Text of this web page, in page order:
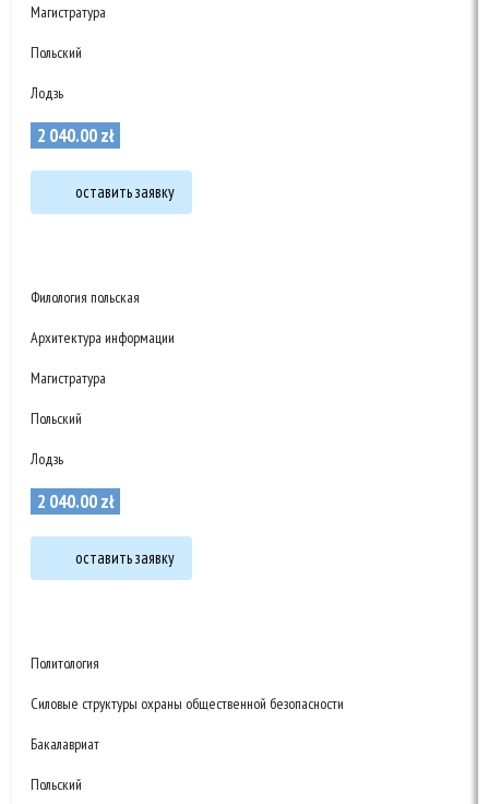
Магистратура
Польский
Лодзь
2 040.00zł
оставить заявку
Филология польская
Архитектура информации
Магистратура
Польский
Лодзь
2 040.00zł
оставить заявку
Политология
Силовые структуры охраны общественной безопасности
Бакалавриат
Польский